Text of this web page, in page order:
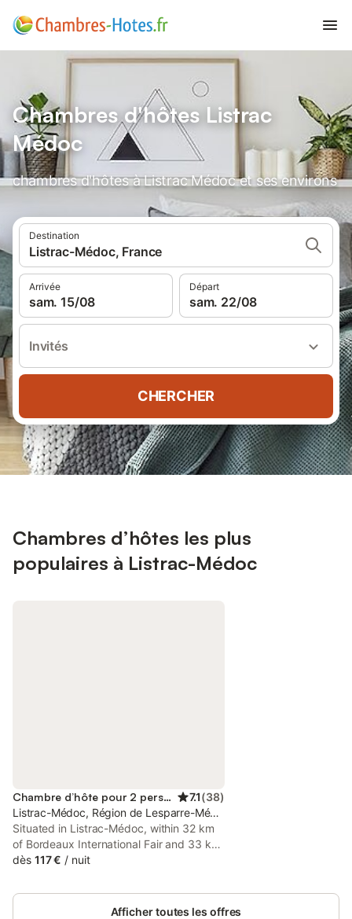
Chambres d'hôtes Listrac
Médoc
chambres d'hôtes à Listrac Médoc et ses environs
Destination
Listrac-Médoc, France
Arrivée
sam. 15/08
Départ
sam. 22/08
Invités
CHERCHER
Chambres d’hôtes les plus
populaires à Listrac-Médoc
Chambre d’hôte pour 2 personnes 7.1(38)
Listrac-Médoc, Région de Lesparre-Médoc
Situated in Listrac-Médoc, within 32 km
of Bordeaux International Fair and 33 km
of Matmut Atlantique Stadium, restaurant
features accommodation with a garden
as well as free private parking for guests
dès 117 € / nuit
Afficher toutes les offres